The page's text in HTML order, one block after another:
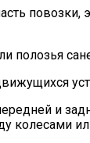
повозки,
полозья
и
колесами